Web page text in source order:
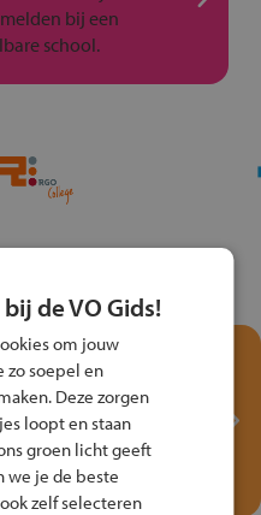
bij een
school.
met het
Veilig Verkeersspel
Cortina-fiets!
de VO Gids!
om jouw
zo soepel en
Deze zorgen
loopt en staan
groen licht geeft
we je de beste
zelf selecteren